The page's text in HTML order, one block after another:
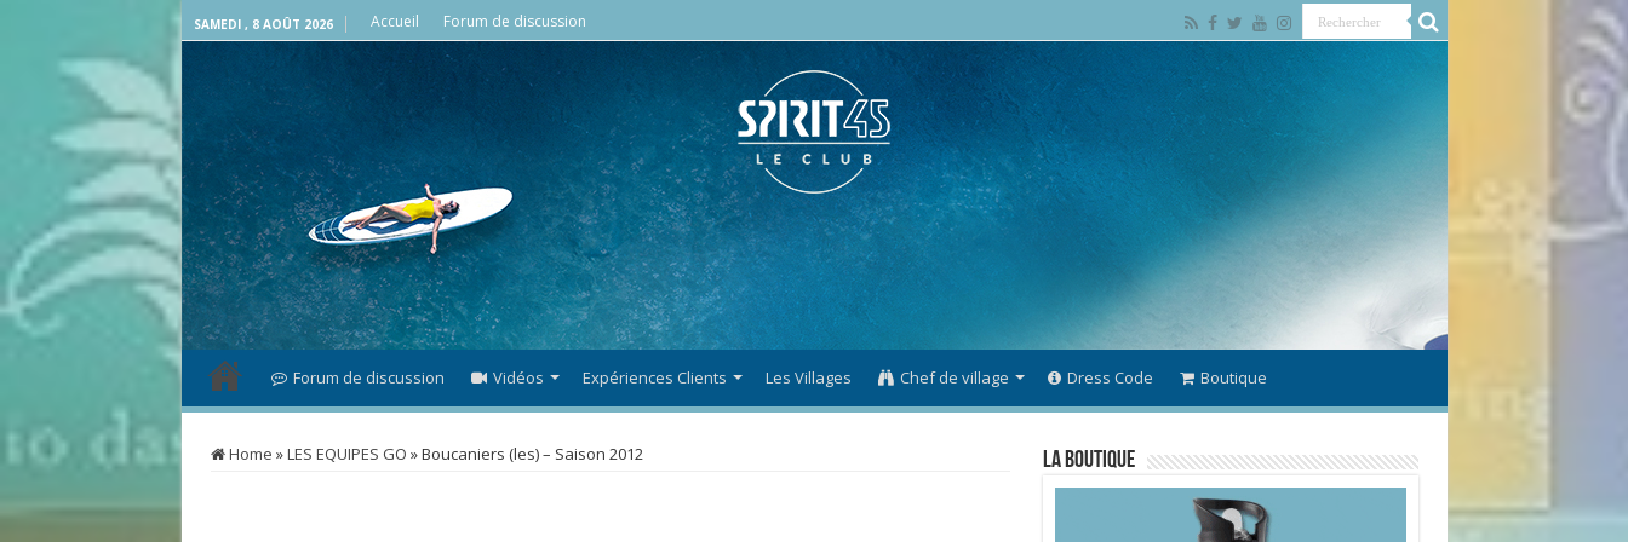
SAMEDI , 8 AOÛT 2026 Accueil Forum de discussion
Forum de discussion Vidéos Expériences Clients Les Villages Chef de village Dress Code Boutique
Home »LES EQUIPES GO »Boucaniers (les) – Saison 2012 La Boutique